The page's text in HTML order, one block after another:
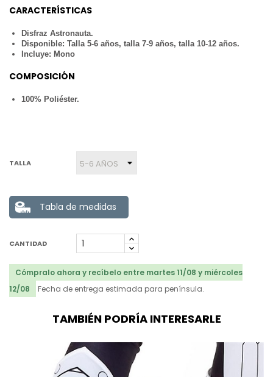
CARACTERÍSTICAS
Disfraz Astronauta.
Disponible: Talla 5-6 años, talla 7-9 años, talla 10-12 años.
Incluye: Mono
COMPOSICIÓN
100% Poliéster.
TALLA
Tabla de medidas
CANTIDAD
Cómpralo ahora y recíbelo entre martes 11/08 y miércoles
12/08
Fecha de entrega estimada para península.
TAMBIÉN PODRÍA INTERESARLE